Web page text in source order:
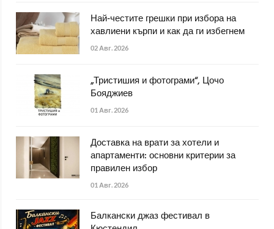
Най-честите грешки при избора на
хавлиени кърпи и как да ги избегнем
02 Авг. 2026
„Тристишия и фотограми“, Цочо
Бояджиев
01 Авг. 2026
Доставка на врати за хотели и
апартаменти: основни критерии за
правилен избор
01 Авг. 2026
Балкански джаз фестивал в